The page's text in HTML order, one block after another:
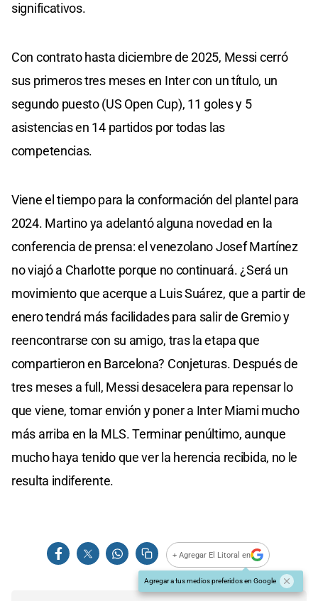
significativos.
Con contrato hasta diciembre de 2025, Messi cerró
sus primeros tres meses en Inter con un título, un
segundo puesto (US Open Cup), 11 goles y 5
asistencias en 14 partidos por todas las
competencias.
Viene el tiempo para la conformación del plantel para
2024. Martino ya adelantó alguna novedad en la
conferencia de prensa: el venezolano Josef Martínez
no viajó a Charlotte porque no continuará. ¿Será un
movimiento que acerque a Luis Suárez, que a partir de
enero tendrá más facilidades para salir de Gremio y
reencontrarse con su amigo, tras la etapa que
compartieron en Barcelona? Conjeturas. Después de
tres meses a full, Messi desacelera para repensar lo
que viene, tomar envión y poner a Inter Miami mucho
más arriba en la MLS. Terminar penúltimo, aunque
mucho haya tenido que ver la herencia recibida, no le
resulta indiferente.
+ Agregar El Litoral en
Agregar a tus medios preferidos en Google